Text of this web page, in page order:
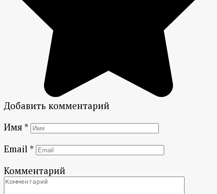
Добавить комментарий
Имя *
Email *
Комментарий